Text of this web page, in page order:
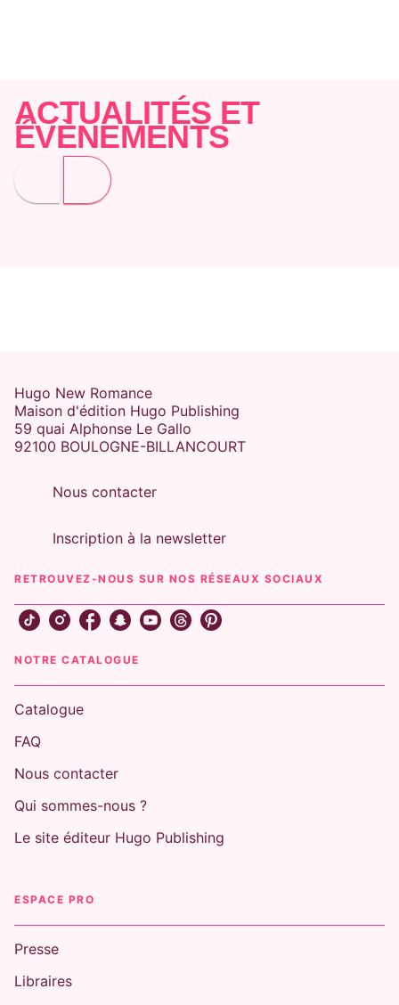
ACTUALITÉS ET
ÉVÈNEMENTS
Hugo New Romance
Maison d'édition Hugo Publishing
59 quai Alphonse Le Gallo
92100 BOULOGNE-BILLANCOURT
Nous contacter
Inscription à la newsletter
RETROUVEZ-NOUS SUR NOS RÉSEAUX SOCIAUX
NOTRE CATALOGUE
Catalogue
FAQ
Nous contacter
Qui sommes-nous ?
Le site éditeur Hugo Publishing
ESPACE PRO
Presse
Libraires